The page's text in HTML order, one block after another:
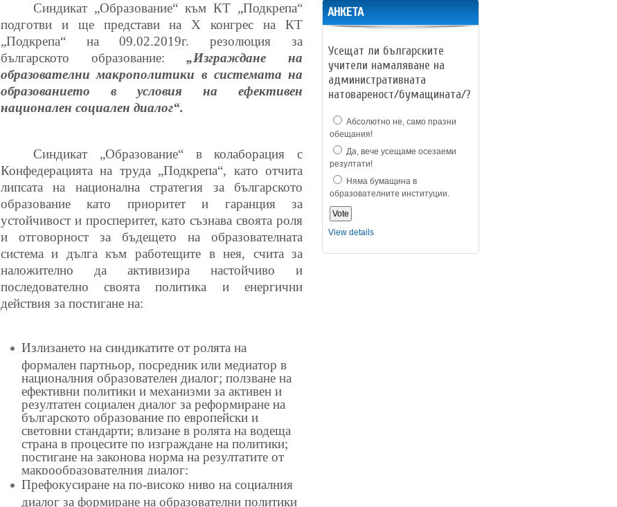
Синдикат „Образование“ към КТ „Подкрепа“
подготви и ще представи наX конгрес на КТ
„Подкрепа“ на 09.02.2019г. резолюция за
българското образование:„Изграждане на
образователни макрополитики в системата на
образованието в условия на ефективен
национален социален диалог“.
Синдикат „Образование“ в колаборация с
Конфедерацията на труда „Подкрепа“, като отчита
липсата на национална стратегия за българското
образование като приоритет и гаранция за
устойчивост и просперитет, като съзнава своята роля
и отговорност за бъдещето на образователната
система и дълга към работещите в нея, счита за
наложително да активизира настойчиво и
последователно своята политика и енергични
действия за постигане на:
Излизането на синдикатите от ролята на
формален партньор, посредник или медиатор в
националния образователен диалог; ползване на
ефективни политики и механизми за активен и
резултатен социален диалог за реформиране на
българското образование по европейски и
световни стандарти; влизане в ролята на водеща
страна в процесите по изграждане на политики;
постигане на законова норма на резултатите от
макрообразователния диалог;
Префокусиране на по-високо ниво на социалния
диалог за формиране на образователни политики
АНКЕТА
Усещат ли българските
учители намаляване на
административната
натовареност/бумащината/?
Абсолютно не, само празни
обещания!
Да, вече усещаме осезаеми
резултати!
Няма бумащина в
образователните институции.
View details